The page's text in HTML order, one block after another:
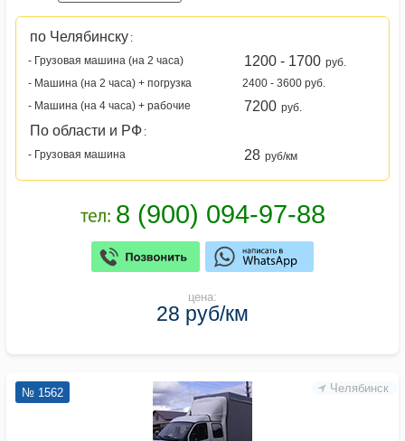
по Челябинску :
- Грузовая машина (на 2 часа)
1200 - 1700 руб.
- Машина (на 2 часа) + погрузка
2400 - 3600 руб.
- Машина (на 4 часа) + рабочие
7200 руб.
По области и РФ :
- Грузовая машина
28 руб/км
цена:
28 руб/км
Челябинск
№ 1562